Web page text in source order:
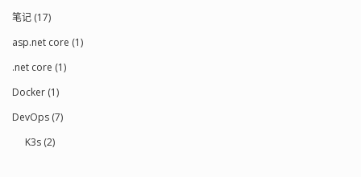
笔记 (17)
asp.net core (1)
.net core (1)
Docker (1)
DevOps (7)
K3s (2)